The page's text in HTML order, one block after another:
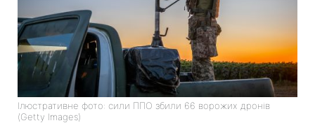
Ілюстративне фото: сили ППО збили 66 ворожих дронів
(Getty Images)